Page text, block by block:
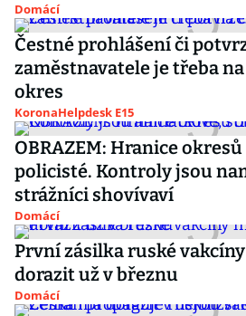
Domácí
Čestné prohlášení či
zaměstnavatele je třeba
okres
KoronaHelpdesk E15
OBRAZEM: Hranice
policisté. Kontroly jsou
strážníci shovívaví
Domácí
První zásilka ruské
dorazit už v březnu
Domácí